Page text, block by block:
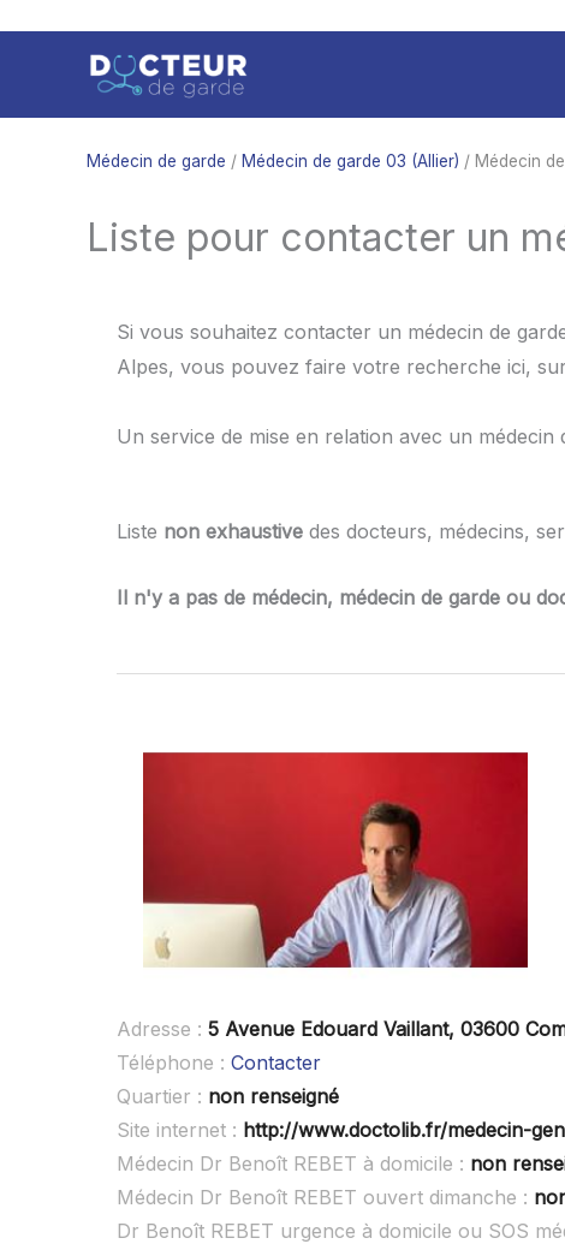
contenu
Médecin de garde / Médecin de garde 03 (Allier) / Médecin
Liste pour contacter un
Si vous souhaitez contacter un médecin de
Alpes, vous pouvez faire votre recherche ici,
Un service de mise en relation avec un
Liste non exhaustive des docteurs, médecins,
Il n'y a pas de médecin, médecin de garde ou
Adresse : 5 Avenue Edouard Vaillant, 03600
Téléphone : Contacter
Quartier : non renseigné
Site internet : http://www.doctolib.fr/medecin-
Médecin Dr Benoît REBET à domicile : non
Médecin Dr Benoît REBET ouvert dimanche :
Dr Benoît REBET urgence à domicile ou SOS